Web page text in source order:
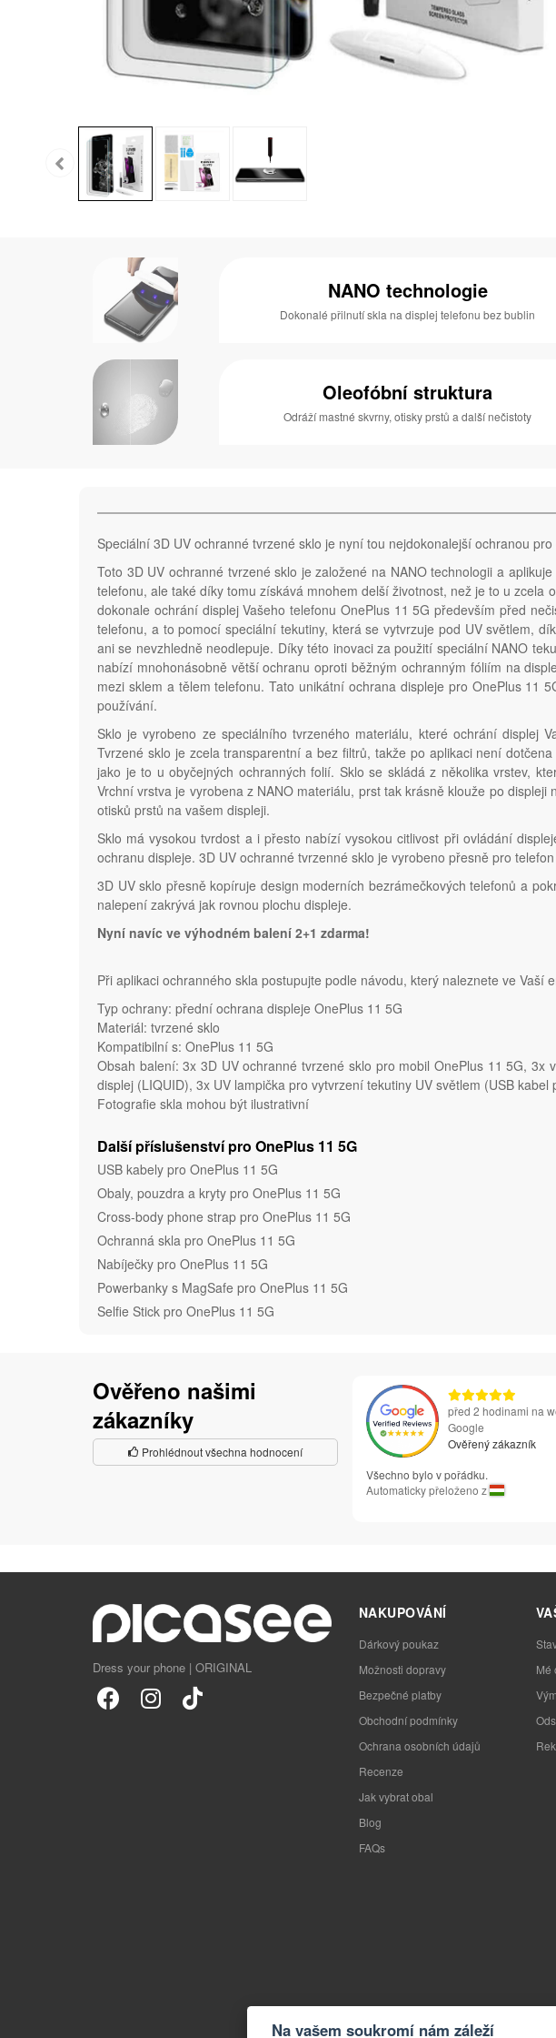
NANO technologie
Dokonalé přilnutí skla na displej telefonu bez bublin
Oleofóbní struktura
Odráží mastné skvrny, otisky prstů a další nečistoty
Speciální 3D UV ochranné tvrzené sklo je nyní tou nejdokonalejší ochranou
Toto 3D UV ochranné tvrzené sklo je založené na NANO technologii a
telefonu, ale také díky tomu získává mnohem delší životnost, než je to u
dokonale ochrání displej Vašeho telefonu OnePlus 11 5G především před
telefonu, a to pomocí speciální tekutiny, která se vytvrzuje pod UV světlem,
ani se nevzhledně neodlepuje. Díky této inovaci za použití speciální NANO
nabízí mnohonásobně větší ochranu oproti běžným ochranným fóliím na
mezi sklem a tělem telefonu. Tato unikátní ochrana displeje pro OnePlus
používání.
Sklo je vyrobeno ze speciálního tvrzeného materiálu, které ochrání displej
Tvrzené sklo je zcela transparentní a bez filtrů, takže po aplikaci není
jako je to u obyčejných ochranných folií. Sklo se skládá z několika vrstev,
Vrchní vrstva je vyrobena z NANO materiálu, prst tak krásně klouže po
otisků prstů na vašem displeji.
Sklo má vysokou tvrdost a i přesto nabízí vysokou citlivost při ovládání
ochranu displeje. 3D UV ochranné tvrzenné sklo je vyrobeno přesně pro
3D UV sklo přesně kopíruje design moderních bezrámečkových telefonů a
nalepení zakrývá jak rovnou plochu displeje.
Nyní navíc ve výhodném balení 2+1 zdarma!
Při aplikaci ochranného skla postupujte podle návodu, který naleznete ve Vaší
Typ ochrany: přední ochrana displeje OnePlus 11 5G
Materiál: tvrzené sklo
Kompatibilní s: OnePlus 11 5G
Obsah balení: 3x 3D UV ochranné tvrzené sklo pro mobil OnePlus 11 5G,
displej (LIQUID), 3x UV lampička pro vytvrzení tekutiny UV světlem (USB
Fotografie skla mohou být ilustrativní
Další příslušenství pro OnePlus 11 5G
USB kabely pro OnePlus 11 5G
Obaly, pouzdra a kryty pro OnePlus 11 5G
Cross-body phone strap pro OnePlus 11 5G
Ochranná skla pro OnePlus 11 5G
Nabíječky pro OnePlus 11 5G
Powerbanky s MagSafe pro OnePlus 11 5G
Selfie Stick pro OnePlus 11 5G
Ověřeno našimi
zákazníky
Prohlédnout všechna hodnocení
před 2 hodinami na
Google
Ověřený zákazník
Všechno bylo v pořádku.
Automaticky přeloženo z
Dress your phone | ORIGINAL
NAKUPOVÁNÍ
Dárkový poukaz
Možnosti dopravy
Bezpečné platby
Obchodní podmínky
Ochrana osobních údajů
Recenze
Jak vybrat obal
Blog
FAQs
Mé
Na vašem soukromí nám záleží